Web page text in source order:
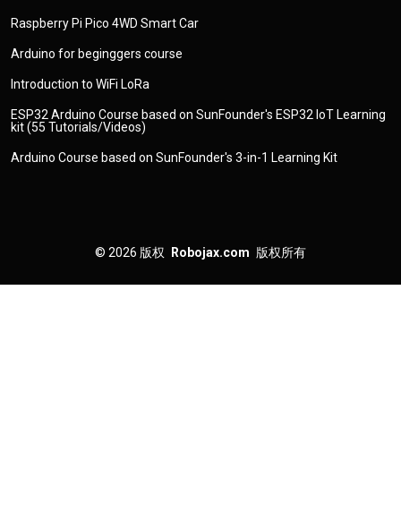
Raspberry Pi Pico 4WD Smart Car
Arduino for beginggers course
Introduction to WiFi LoRa
ESP32 Arduino Course based on SunFounder's ESP32 IoT Learning
kit (55 Tutorials/Videos)
Arduino Course based on SunFounder's 3-in-1 Learning Kit
© 2026 版权 Robojax.com 版权所有